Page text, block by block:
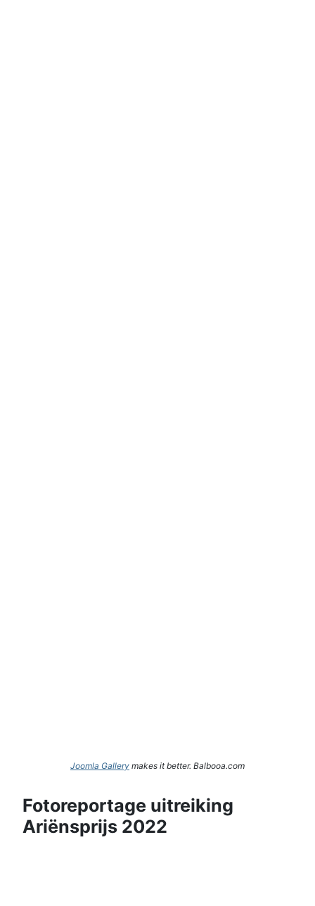
Joomla Gallery makes it better. Balbooa.com
Fotoreportage uitreiking
Ariënsprijs 2022